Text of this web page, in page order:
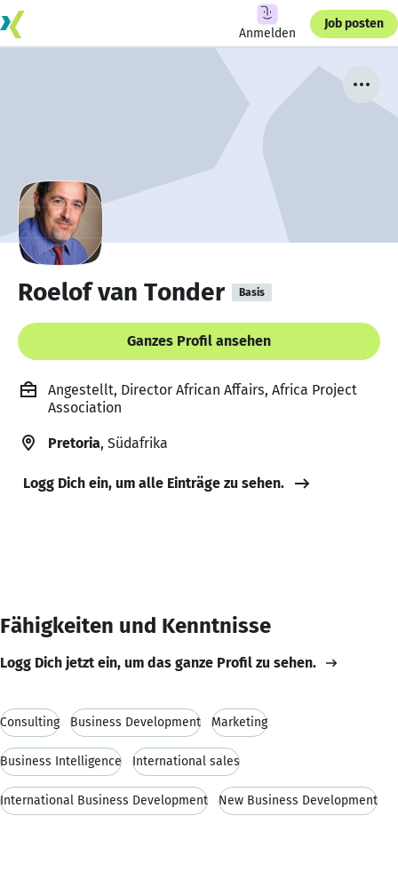
Anmelden
Job posten
Roelof van Tonder Basis
Ganzes Profil ansehen
Angestellt, Director African Affairs, Africa Project
Association
Pretoria, Südafrika
Logg Dich ein, um alle Einträge zu sehen.
Fähigkeiten und Kenntnisse
Logg Dich jetzt ein, um das ganze Profil zu sehen.
Consulting Business Development Marketing
Business Intelligence International sales
International Business Development New Business Development